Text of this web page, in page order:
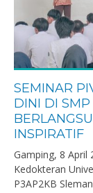
SEMINAR
DINI DI
INSPIRATIF
Gamping, 8
Kedokteran
P3AP2KB